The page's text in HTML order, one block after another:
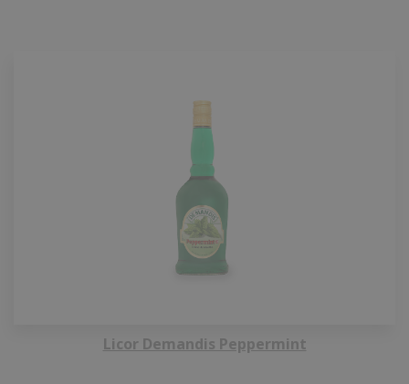
Licor Demandis Peppermint